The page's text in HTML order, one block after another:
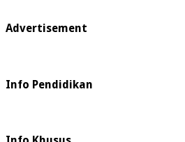
Advertisement
Info Pendidikan